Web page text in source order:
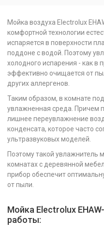
Мойка воздуха Electrolux
комфортной технологии
испаряется в поверхности
поддоне с водой. Поэтому
холодного испарения - как в
эффективно очищается от
других аллергенов.
Таким образом, в комнате
увлажненная среда. Причем
лишнее переувлажнение
конденсата, которое часто
ультразвуковых моделей.
Поэтому такой увлажнитель
комнатах с деревянной
прибор обеспечит
от пыли.
Мойка Electrolux
работы: